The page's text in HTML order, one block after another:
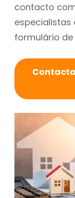
contacto
especialistas
formulário